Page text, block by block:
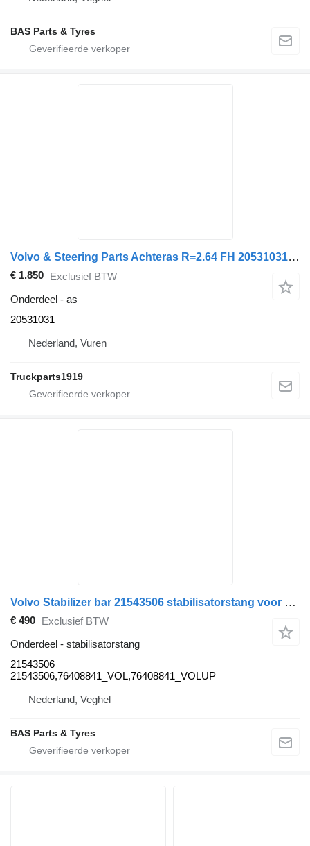
BAS Parts & Tyres
Volvo & Steering Parts Achteras R=2.64 FH 20531031 voor vrachtwagen
€ 1.850 Exclusief BTW
Onderdeel - as
20531031
Nederland, Vuren
Truckparts1919
Volvo Stabilizer bar 21543506 stabilisatorstang voor Volvo vrachtwagen
€ 490 Exclusief BTW
Onderdeel - stabilisatorstang
21543506
21543506,76408841_VOL,76408841_VOLUP
Nederland, Veghel
BAS Parts & Tyres